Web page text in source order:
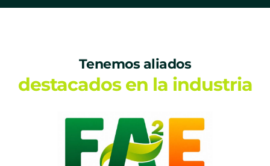
Tenemos aliados
destacados en la industria